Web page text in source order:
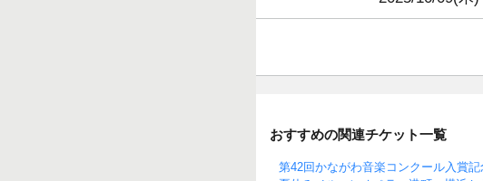
おすすめの関連チケット一覧
第42回かながわ音楽コンクール入賞